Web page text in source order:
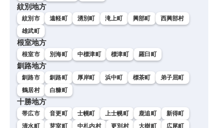
紋別地方
紋別市 遠軽町 湧別町 滝上町 興部町
西興部村
雄武町
根室地方
根室市 別海町 中標津町 標津町 羅臼町
釧路地方
釧路市 釧路町 厚岸町 浜中町 標茶町
弟子屈町
鶴居村
白糠町
十勝地方
帯広市 音更町 士幌町 上士幌町 鹿追町
新得町
清水町
芽室町 中札内村 更別村 大樹町 広尾町